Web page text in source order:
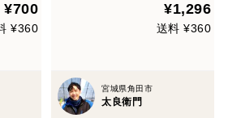
¥700
¥360
¥1,296
送料 ¥360
宮城県角田市
太良衛門